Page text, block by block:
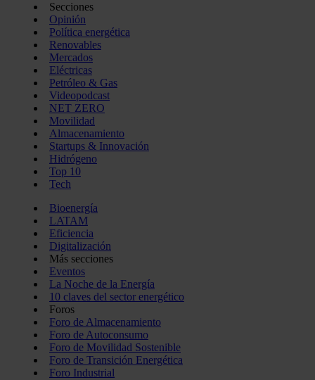
Secciones
Opinión
Política energética
Renovables
Mercados
Eléctricas
Petróleo & Gas
Videopodcast
NET ZERO
Movilidad
Almacenamiento
Startups & Innovación
Hidrógeno
Top 10
Tech
Bioenergía
LATAM
Eficiencia
Digitalización
Más secciones
Eventos
La Noche de la Energía
10 claves del sector energético
Foros
Foro de Almacenamiento
Foro de Autoconsumo
Foro de Movilidad Sostenible
Foro de Transición Energética
Foro Industrial